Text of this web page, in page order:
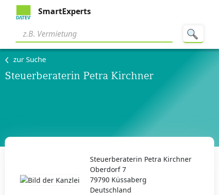
SmartExperts
zur Suche
Steuerberaterin Petra Kirchner
Steuerberaterin Petra Kirchner
Oberdorf 7
79790 Küssaberg
Deutschland